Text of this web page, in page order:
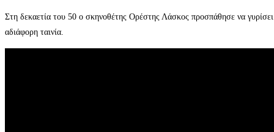
Στη δεκαετία του 50 ο σκηνοθέτης Ορέστης Λάσκος προσπάθησε να
αδιάφορη ταινία.